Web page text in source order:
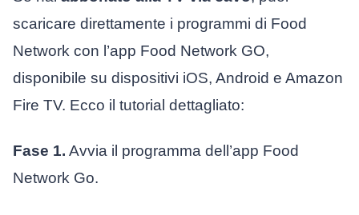
scaricare direttamente i programmi di Food
Network con l’app Food Network GO,
disponibile su dispositivi iOS, Android e Amazon
Fire TV. Ecco il tutorial dettagliato:
Fase 1. Avvia il programma dell’app Food
Network Go.